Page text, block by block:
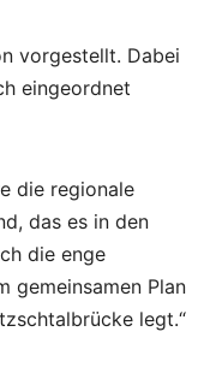
vorgestellt. Dabei
eingeordnet
die regionale
das es in den
die enge
gemeinsamen Plan
legt.“